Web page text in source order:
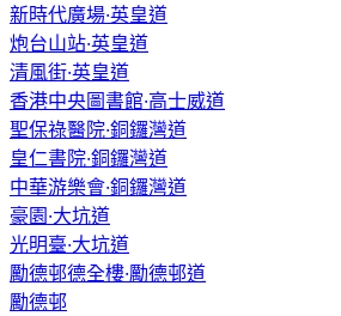
新時代廣場·英皇道
炮台山站·英皇道
清風街·英皇道
香港中央圖書館·高士威道
聖保祿醫院·銅鑼灣道
皇仁書院·銅鑼灣道
中華游樂會·銅鑼灣道
豪園·大坑道
光明臺·大坑道
勵德邨德全樓·勵德邨道
勵德邨